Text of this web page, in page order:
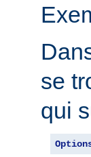
se
qui